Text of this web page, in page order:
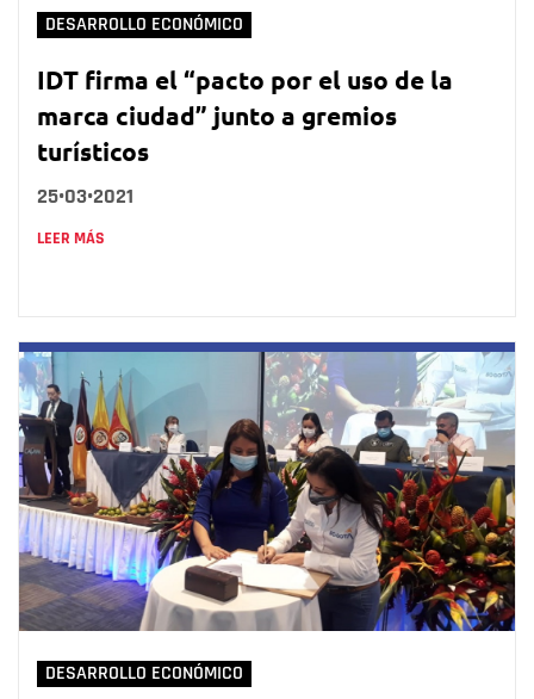
DESARROLLO ECONÓMICO
IDT firma el “pacto por el uso de la
marca ciudad” junto a gremios
turísticos
25•03•2021
LEER MÁS
DESARROLLO ECONÓMICO